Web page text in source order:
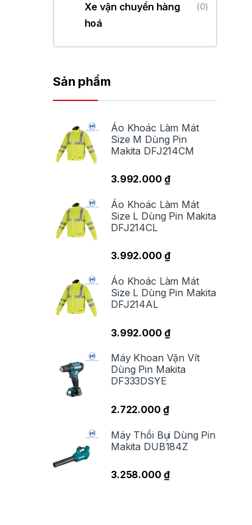
Xe vận chuyển hàng
hoá
(0)
Sản phẩm
Áo Khoác Làm Mát
Size M Dùng Pin
Makita DFJ214CM
3.992.000 ₫
Áo Khoác Làm Mát
Size L Dùng Pin Makita
DFJ214CL
3.992.000 ₫
Áo Khoác Làm Mát
Size L Dùng Pin Makita
DFJ214AL
3.992.000 ₫
Máy Khoan Vặn Vít
Dùng Pin Makita
DF333DSYE
2.722.000 ₫
Máy Thổi Bụi Dùng Pin
Makita DUB184Z
3.258.000 ₫